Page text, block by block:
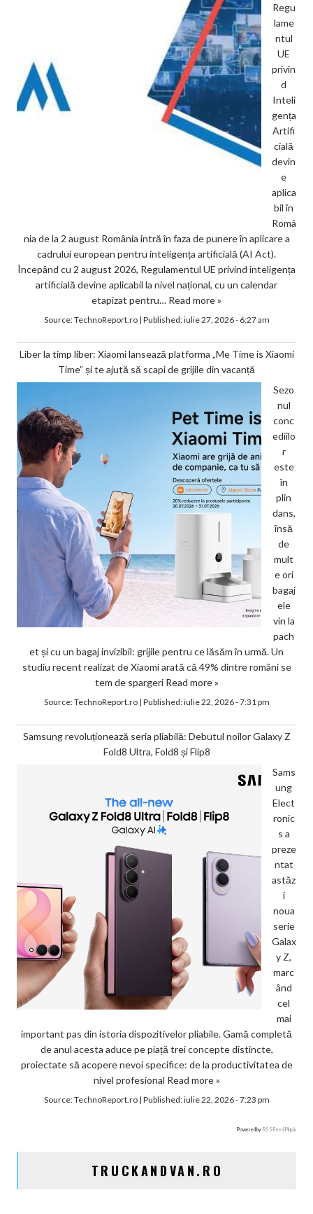
Regu
lame
ntul
UE
privin
d
Inteli
gența
Artifi
cială
devin
e
aplica
bil în
Româ
nia de la 2 august România intră în faza de punere în aplicare a
cadrului european pentru inteligența artificială (AI Act).
Începând cu 2 august 2026, Regulamentul UE privind inteligența
artificială devine aplicabil la nivel național, cu un calendar
etapizat pentru… Read more »
Source:TechnoReport.ro| Published:iulie 27, 2026 - 6:27 am
Liber la timp liber: Xiaomi lansează platforma „Me Time is Xiaomi
Time” și te ajută să scapi de grijile din vacanță
Sezo
nul
conc
ediilo
r
este
în
plin
dans,
însă
de
mult
e ori
bagaj
ele
vin la
pach
et și cu un bagaj invizibil: grijile pentru ce lăsăm în urmă. Un
studiu recent realizat de Xiaomi arată că 49% dintre români se
tem de spargeri Read more »
Source:TechnoReport.ro| Published:iulie 22, 2026 - 7:31 pm
Samsung revoluționează seria pliabilă: Debutul noilor Galaxy Z
Fold8 Ultra, Fold8 și Flip8
Sams
ung
Elect
ronic
s a
preze
ntat
astăz
i
noua
serie
Galax
y Z,
marc
ând
cel
mai
important pas din istoria dispozitivelor pliabile. Gamă completă
de anul acesta aduce pe piață trei concepte distincte,
proiectate să acopere nevoi specifice: de la productivitatea de
nivel profesional Read more »
Source:TechnoReport.ro| Published:iulie 22, 2026 - 7:23 pm
Powered by RSS Feed Plugin
TRUCKANDVAN.RO